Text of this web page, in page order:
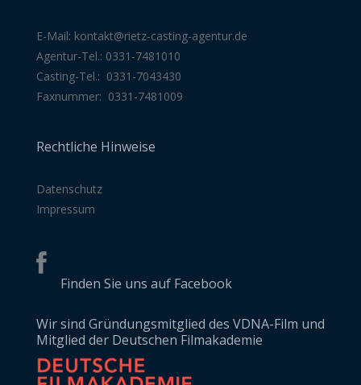
E-Mail: kontakt@rietz-casting-agentur.de
Agentur-Tel.: 0331-7481010
Casting-Tel.: 0331-7043430
Faxnummer: 0331-7481009
Rechtliche Hinweise
Datenschutz
Impressum
Finden Sie uns auf Facebook
Wir sind Gründungsmitglied des VDNA-Film und
Mitglied der Deutschen Filmakademie